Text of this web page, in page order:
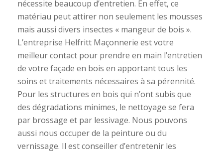
nécessite beaucoup d’entretien. En effet, ce
matériau peut attirer non seulement les mousses
mais aussi divers insectes « mangeur de bois ».
L’entreprise Helfritt Maçonnerie est votre
meilleur contact pour prendre en main l’entretien
de votre façade en bois en apportant tous les
soins et traitements nécessaires à sa pérennité.
Pour les structures en bois qui n’ont subis que
des dégradations minimes, le nettoyage se fera
par brossage et par lessivage. Nous pouvons
aussi nous occuper de la peinture ou du
vernissage. Il est conseiller d’entretenir les